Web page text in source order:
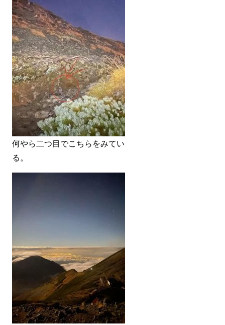
何やら二つ目でこちらをみてい
る。